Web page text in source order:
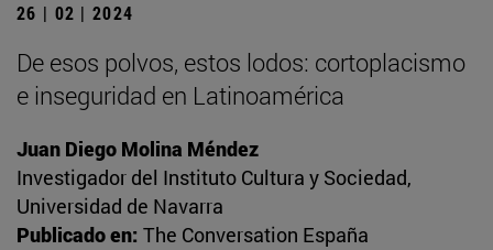
26 | 02 | 2024
De esos polvos, estos lodos: cortoplacismo
e inseguridad en Latinoamérica
Juan Diego Molina Méndez
Investigador del Instituto Cultura y Sociedad,
Universidad de Navarra
Publicado en: The Conversation España